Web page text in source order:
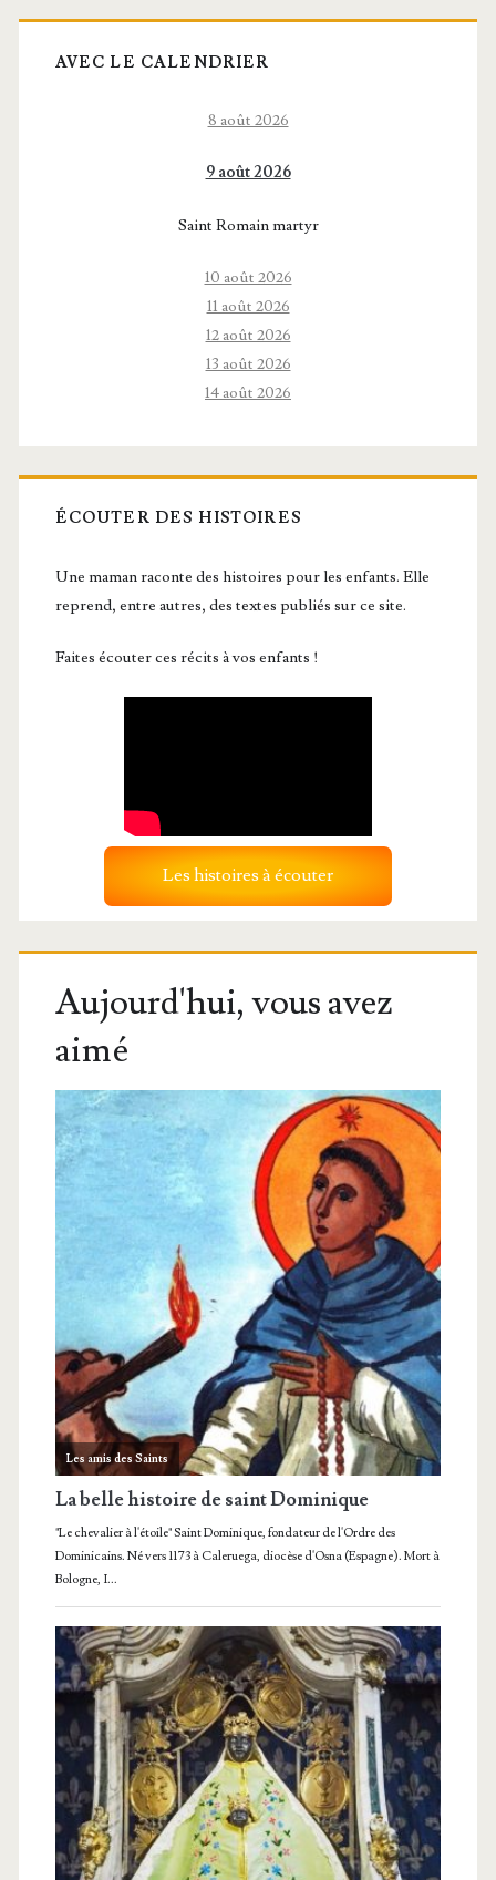
AVEC LE CALENDRIER
8 août 2026
9 août 2026
Saint Romain martyr
10 août 2026
11 août 2026
12 août 2026
13 août 2026
14 août 2026
ÉCOUTER DES HISTOIRES
Une maman raconte des histoires pour les enfants. Elle
reprend, entre autres, des textes publiés sur ce site.
Faites écouter ces récits à vos enfants !
Les histoires à écouter
Aujourd'hui, vous avez
aimé